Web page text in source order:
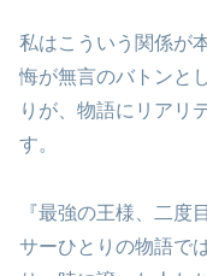
私はこういう関係が
悔が無言のバトンと
りが、物語にリアリ
す。
『最強の王様、二度
サーひとりの物語で